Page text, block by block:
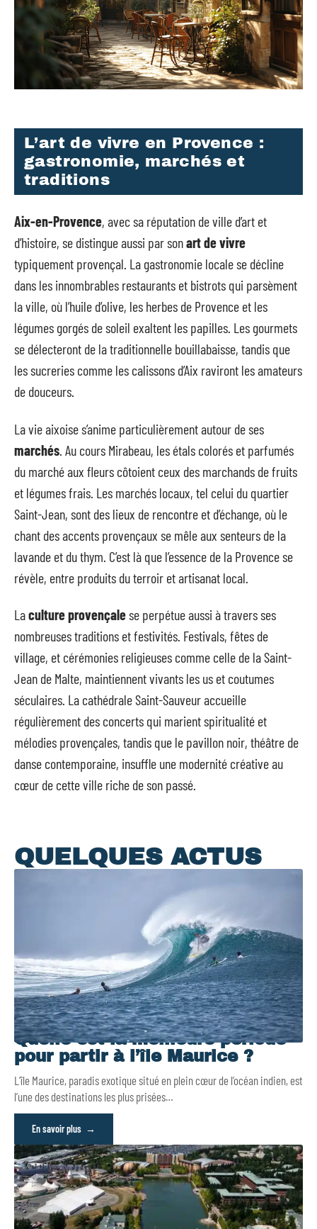
L’art de vivre en Provence :
gastronomie, marchés et
traditions
Aix-en-Provence, avec sa réputation de ville d’art et
d’histoire, se distingue aussi par sonart de vivre
typiquement provençal. La gastronomie locale se décline
dans les innombrables restaurants et bistrots qui parsèment
la ville, où l’huile d’olive, les herbes de Provence et les
légumes gorgés de soleil exaltent les papilles. Les gourmets
se délecteront de la traditionnelle bouillabaisse, tandis que
les sucreries comme les calissons d’Aix raviront les amateurs
de douceurs.
La vie aixoise s’anime particulièrement autour de ses
marchés. Au cours Mirabeau, les étals colorés et parfumés
du marché aux fleurs côtoient ceux des marchands de fruits
et légumes frais. Les marchés locaux, tel celui du quartier
Saint-Jean, sont des lieux de rencontre et d’échange, où le
chant des accents provençaux se mêle aux senteurs de la
lavande et du thym. C’est là que l’essence de la Provence se
révèle, entre produits du terroir et artisanat local.
Laculture provençalese perpétue aussi à travers ses
nombreuses traditions et festivités. Festivals, fêtes de
village, et cérémonies religieuses comme celle de la Saint-
Jean de Malte, maintiennent vivants les us et coutumes
séculaires. La cathédrale Saint-Sauveur accueille
régulièrement des concerts qui marient spiritualité et
mélodies provençales, tandis que le pavillon noir, théâtre de
danse contemporaine, insuffle une modernité créative au
cœur de cette ville riche de son passé.
QUELQUES ACTUS
Quelle est la meilleure période
pour partir à l’île Maurice ?
L’île Maurice, paradis exotique situé en plein cœur de l’océan indien, est
l’une des destinations les plus prisées…
En savoir plus